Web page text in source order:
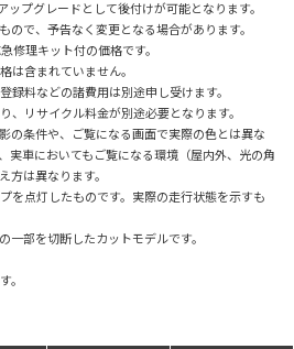
プグレードとして後付けが可能となります。
で、予告なく変更となる場合があります。
理キット付の価格です。
は含まれていません。
料などの諸費用は別途申し受けます。
リサイクル料金が別途必要となります。
の条件や、ご覧になる画面で実際の色とは異な
実車においてもご覧になる環境（屋内外、光の角
方は異なります。
を点灯したものです。実際の走行状態を示すも
部を切断したカットモデルです。
。